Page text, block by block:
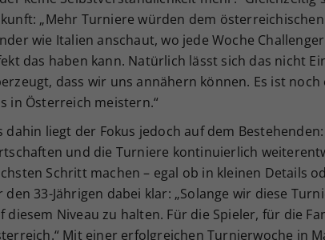
„Mehr Turniere würden dem
wie Italien anschaut, wo jede Woche
das haben kann. Natürlich lässt sich das nicht
dass wir uns annähern können. Es ist
in Österreich meistern.“
dahin liegt der Fokus jedoch auf dem
und die Turniere kontinuierlich
Schritt machen – egal ob in kleinen Details
den 33-Jährigen dabei klar: „Solange wir diese
diesem Niveau zu halten. Für die Spieler, für die
Mit einer erfolgreichen Turnierwoche in